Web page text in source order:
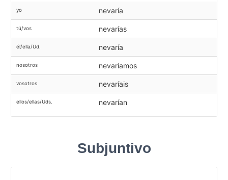
yo nevaría
tú/vos nevarías
él/ella/Ud. nevaría
nosotros nevaríamos
vosotros nevaríais
ellos/ellas/Uds. nevarían
Subjuntivo